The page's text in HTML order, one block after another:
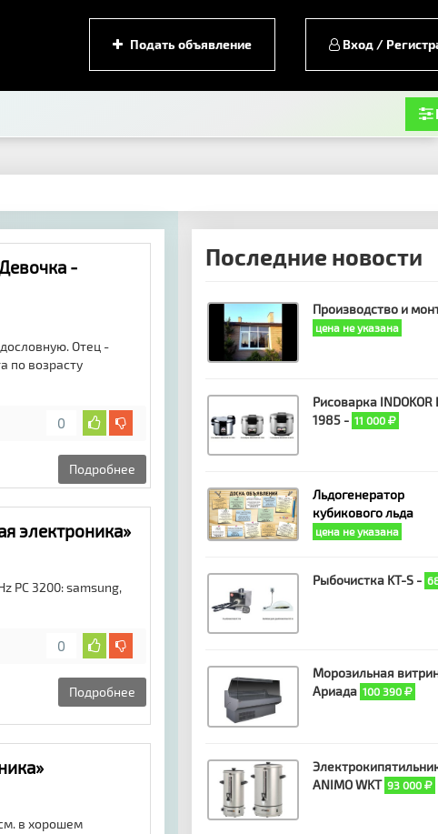
Подать объявление Вход /
-
Отец -
по возрасту
0
Подробнее
электроника»
PC 3200: samsung,
0
Подробнее
в хорошем
Последние новости
Производство и
цена не указана
Рисоварка INDOKOR
1985 - 11 000
Льдогенератор
кубикового льда
цена не указана
Рыбочистка KT-S -
Морозильная
Ариада 100 390
ANIMO WKT 93 000